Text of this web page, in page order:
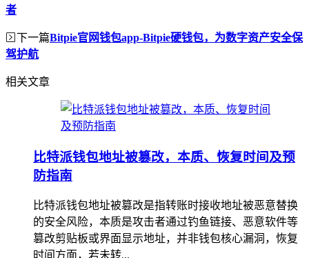
者
下一篇Bitpie官网钱包app-Bitpie硬钱包，为数字资产安全保
驾护航
相关文章
比特派钱包地址被篡改，本质、恢复时间及预
防指南
比特派钱包地址被篡改是指转账时接收地址被恶意替换
的安全风险，本质是攻击者通过钓鱼链接、恶意软件等
篡改剪贴板或界面显示地址，并非钱包核心漏洞，恢复
时间方面，若未转...